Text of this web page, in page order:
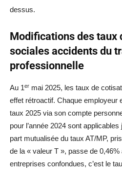
dessus.
Modifications des taux
sociales accidents du
professionnelle
Au 1er mai 2025, les taux de
effet rétroactif. Chaque employeur
taux 2025 via son compte
pour l’année 2024 sont
part mutualisée du taux AT/MP,
de la « valeur T », passe de 0,46%
entreprises confondues, c’est le